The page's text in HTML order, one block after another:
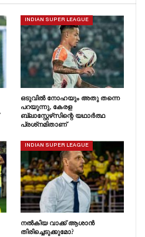
INDIAN SUPER LEAGUE
ഒടുവിൽ നോഹയും അതു തന്നെ
പറയുന്നു, കേരള
ബ്ലാസ്റ്റേഴ്‌സിന്റെ യഥാർത്ഥ
പ്രശ്‌നമിതാണ്
INDIAN SUPER LEAGUE
നൽകിയ വാക്ക് ആശാൻ
തിരിച്ചെടുക്കുമോ?